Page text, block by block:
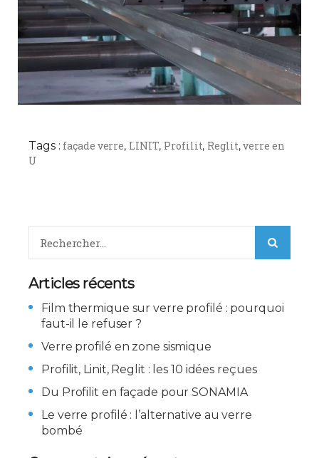
Tags : façade verre, LINIT, Profilit, Reglit,verre en
U
Articles récents
Film thermique sur verre profilé : pourquoi
faut-il le refuser ?
Verre profilé en zone sismique
Profilit, Linit, Reglit : les 10 idées reçues
Du Profilit en façade pour SONAMIA
Le verre profilé : l’alternative au verre
bombé